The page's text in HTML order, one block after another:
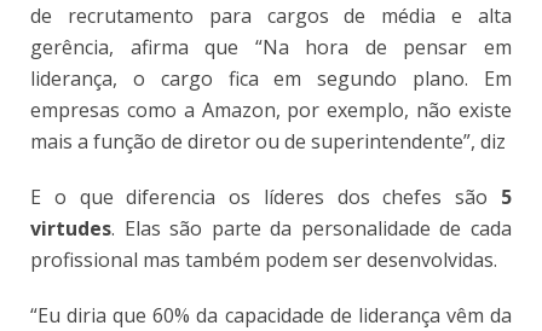
de recrutamento para cargos de média e alta
gerência, afirma que “Na hora de pensar em
liderança, o cargo fica em segundo plano. Em
empresas como a Amazon, por exemplo, não existe
mais a função de diretor ou de superintendente”, diz
E o que diferencia os líderes dos chefes são 5
virtudes. Elas são parte da personalidade de cada
profissional mas também podem ser desenvolvidas.
“Eu diria que 60% da capacidade de liderança vêm da